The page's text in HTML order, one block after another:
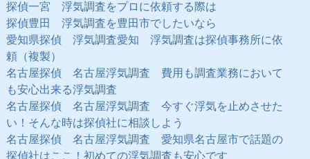
探偵一宮 浮気調査をプロに依頼する際は
探偵豊田 浮気調査を豊田市でしたいなら
愛知県探偵 浮気調査愛知 浮気調査は探偵事務所に依
頼（複製）
名古屋探偵 名古屋浮気調査 費用も調査業務において
も安心出来る浮気調査
名古屋探偵 名古屋浮気調査 今すぐ浮気を止めさせた
い！そんな時は探偵社に相談しよう
名古屋探偵 名古屋浮気調査 愛知県名古屋市で話題の
探偵社はここ！初めての浮気調査も安心です